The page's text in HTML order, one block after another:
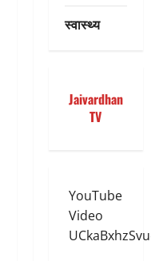
स्वास्थ्य
Jaivardhan
TV
YouTube
Video